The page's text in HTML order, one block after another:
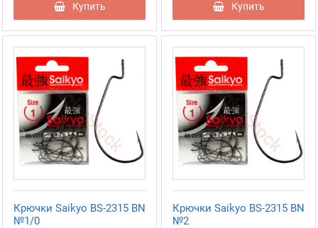
Купить Купить
Крючки Saikyo BS-2315 BN
№1/0
Крючки Saikyo BS-2315 BN
№2